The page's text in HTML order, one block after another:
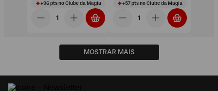
+96ptsno Clube da Magia +57ptsno Clube da Magia
MOSTRAR MAIS